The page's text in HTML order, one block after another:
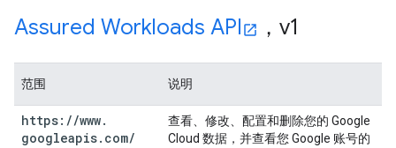
Assured Workloads API ，v1
范围 说明
https: //www.
googleapis. com/
查看、修改、配置和删除您的 Google
Cloud 数据，并查看您 Google 账号的